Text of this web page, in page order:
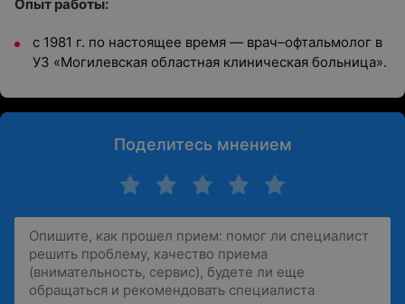
Опыт работы:
с 1981 г. по настоящее время — врач–офтальмолог в
УЗ «Могилевская областная клиническая больница».
Поделитесь мнением